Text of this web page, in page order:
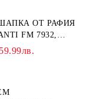
ОТ РАФИЯ
FM 7932,
59.99лв.